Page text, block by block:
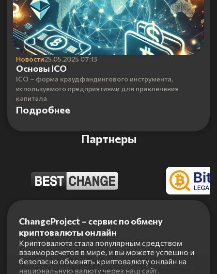
Новости25.05.2025 07:13
Основы ICO
ICO – форма краудфандингового инструмента,
используемого предприятиями для привлечения
капитала
Подробнее
Партнеры
ChangeProject – сервис по обмену
криптовалюты онлайн
Криптовалюта стала популярным средством
взаиморасчетов в мире, и вы можете успешно и
безопасно обменять криптовалюту онлайн на
национальную валюту через наш сайт.